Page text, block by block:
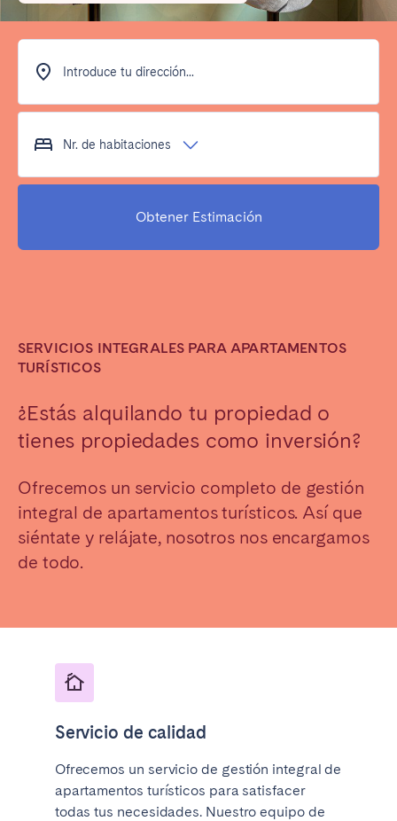
Introduce tu dirección...
Nr. de habitaciones
Obtener Estimación
SERVICIOS INTEGRALES PARA APARTAMENTOS
TURÍSTICOS
¿Estás alquilando tu propiedad o
tienes propiedades como inversión?
Ofrecemos un servicio completo de gestión
integral de apartamentos turísticos. Así que
siéntate y relájate, nosotros nos encargamos
de todo.
Servicio de calidad
Ofrecemos un servicio de gestión integral de
apartamentos turísticos para satisfacer
todas tus necesidades. Nuestro equipo de
Réunion
Strasbourg
Toulouse
Troyes
SAUDI ARABIA
Alicante
Barcelona
Madrid
Mallorca
Marbella
Salamanca
Zaragoza
ANDALUCÍA
Almería
Huelva
Málaga
CANARIAS
El Hierro
Fuerteventura
Lanzarote
Tenerife